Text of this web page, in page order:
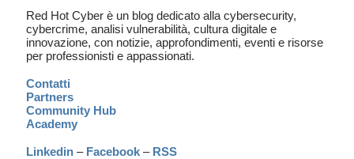
Red Hot Cyber è un blog dedicato alla cybersecurity,
cybercrime, analisi vulnerabilità, cultura digitale e
innovazione, con notizie, approfondimenti, eventi e risorse
per professionisti e appassionati.
Contatti
Partners
Community Hub
Academy
Linkedin – Facebook – RSS